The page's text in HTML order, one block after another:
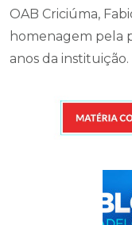
OAB Criciúma,
homenagem pela
anos da instituição.